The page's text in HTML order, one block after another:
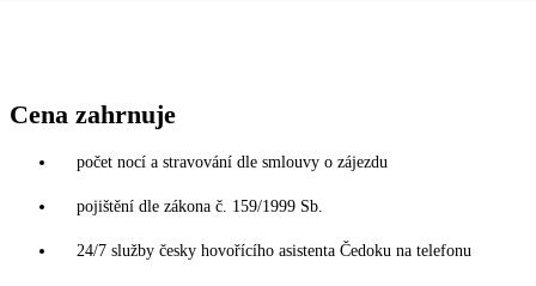
Cena zahrnuje
počet nocí a stravování dle smlouvy o zájezdu
pojištění dle zákona č. 159/1999 Sb.
24/7 služby česky hovořícího asistenta Čedoku na telefonu